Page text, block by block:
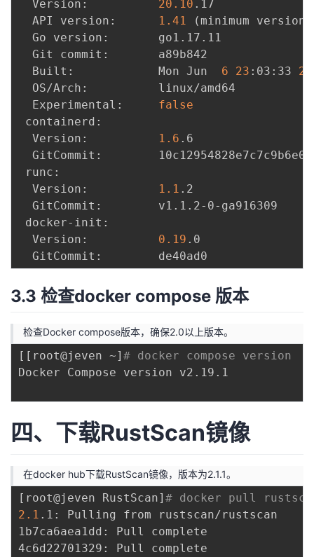
  Version:
20.10 .17
  API version:
1.41 ( minimum version
  Go version:       go1.17.11
  Git commit:       a89b842
  Built:            Mon Jun
6 23 :03:33
  OS/Arch:          linux/amd64
  Experimental:
false
containerd:
  Version:
1.6 .6
GitCommit:
runc:
  Version:
1.1 .2
  GitCommit:        v1.1.2-0-ga916309
docker-init:
  Version:
0.19 .0
3.3 检查docker compose 版本
检查Docker compose版本，确保2.0以上版本。
[ [ root@jeven ~] # docker compose version
Docker Compose version v2.19.1
四、下载RustScan镜像
在docker hub下载RustScan镜像，版本为2.1.1。
[ root@jeven RustScan] # docker pull
2.1 .1: Pulling from rustscan/rustscan
1b7ca6aea1dd: Pull complete
4c6d22701329: Pull complete